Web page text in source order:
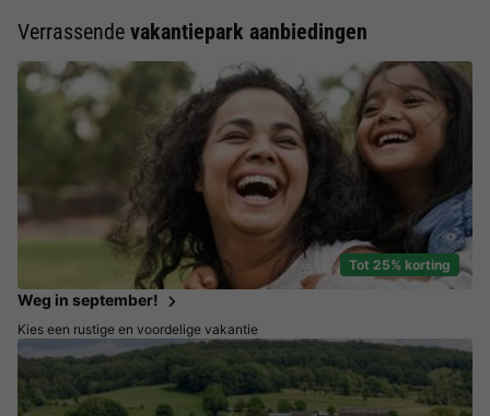
Verrassende vakantiepark aanbiedingen
Tot 25% korting
Weg in september!
Kies een rustige en voordelige vakantie